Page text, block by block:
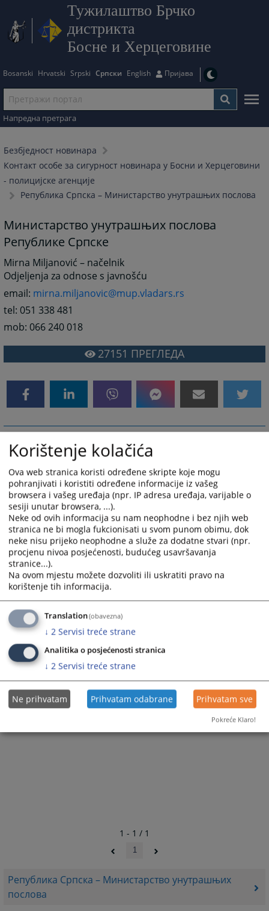
Тужилаштво Брчко
дистрикта
Босне и Херцеговине
Bosanski Hrvatski Srpski Српски English Пријава
Напредна претрага
Безбjедност новинара
Контакт особе за сигурност новинара у Босни и Херцеговини
- полицијске агенције
Република Српска – Министарство унутрашњих послова
Република Српска – Министарство унутрашњих
послова
Министарство унутрашњих послова
Републике Српске
Mirna Miljanović – načelnik
Odjeljenja za odnose s javnošću
email: mirna.miljanovic@mup.vladars.rs
tel: 051 338 481
mob: 066 240 018
27151 ПРЕГЛЕДА
1 - 1 / 1
1
Korištenje kolačića
Ova web stranica koristi određene skripte koje mogu
pohranjivati i koristiti određene informacije iz vašeg
browsera i vašeg uređaja (npr. IP adresa uređaja, varijable o
sesiji unutar browsera, ...).
Neke od ovih informacija su nam neophodne i bez njih web
stranica ne bi mogla fukcionisati u svom punom obimu, dok
neke nisu prijeko neophodne a služe za dodatne stvari (npr.
procjenu nivoa posjećenosti, budućeg usavršavanja
stranice...).
Na ovom mjestu možete dozvoliti ili uskratiti pravo na
korištenje tih informacija.
Translation(obavezna)
↓ 2 Servisi treće strane
Analitika o posjećenosti stranica
↓ 2 Servisi treće strane
Ne prihvatam Prihvatam odabrane Prihvatam sve
Pokreće Klaro!